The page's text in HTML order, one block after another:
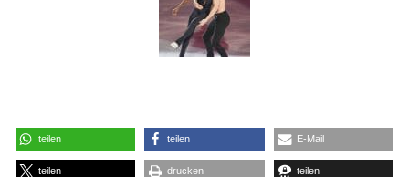
teilen teilen E-Mail
teilen drucken teilen